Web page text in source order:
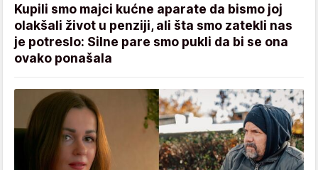
Kupili smo majci kućne aparate da bismo joj
olakšali život u penziji, ali šta smo zatekli nas
je potreslo: Silne pare smo pukli da bi se ona
ovako ponašala